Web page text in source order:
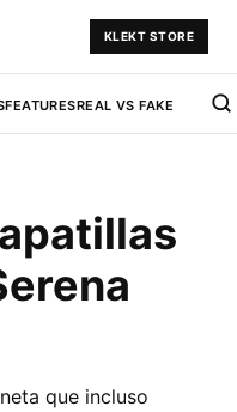
KLEKT STORE
FEATURESREAL VS FAKE
que incluso